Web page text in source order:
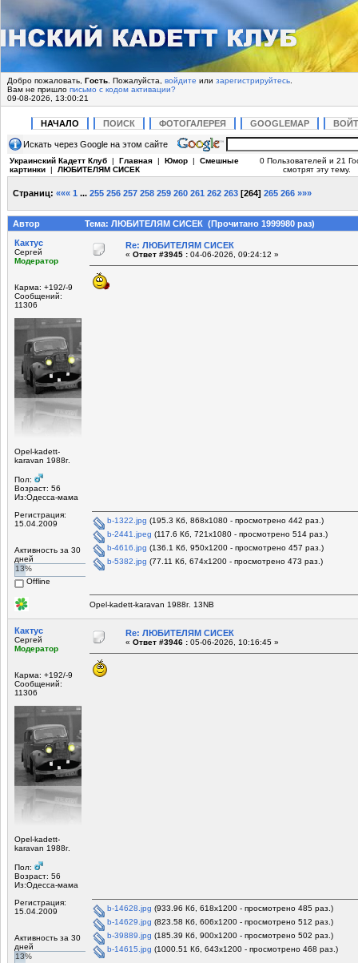
Добро пожаловать, Гость . Пожалуйста, войдите или зарегистрируйтесь
Вам не пришло письмо с кодом активации?
09-08-2026, 13:00:21
НАЧАЛО ПОИСК ФОТОГАЛЕРЕЯ GOOGLEMAP
Искать через Google на этом сайте
Украинский Кадетт Клуб | Главная | Юмор | Смешные
картинки | ЛЮБИТЕЛЯМ СИСЕК
0 Пользователей и 21
смотрят эту тему.
Страниц: ««« 1 ... 255 256 257 258 259 260 261 262 263 [264] 265 266 »»»
Автор
Тема: ЛЮБИТЕЛЯМ СИСЕК (Прочитано 1999980 раз)
Кактус
Сергей
Модератор
Карма: +192/-9
Сообщений:
11306
Opel-kadett-
karavan 1988г.
Пол:
Возраст: 56
Из:Одесса-мама
Регистрация:
15.04.2009
Активность за 30
дней
13%
Offline
Re: ЛЮБИТЕЛЯМ СИСЕК
« Ответ #3945 : 04-06-2026, 09:24:12 »
b-1322.jpg (195.3 Кб, 868x1080 - просмотрено 442 раз.)
b-2441.jpeg (117.6 Кб, 721x1080 - просмотрено 514 раз.)
b-4616.jpg (136.1 Кб, 950x1200 - просмотрено 457 раз.)
b-5382.jpg (77.11 Кб, 674x1200 - просмотрено 473 раз.)
Opel-kadett-karavan 1988г. 13NB
Кактус
Сергей
Модератор
Карма: +192/-9
Сообщений:
11306
Opel-kadett-
karavan 1988г.
Пол:
Возраст: 56
Из:Одесса-мама
Регистрация:
15.04.2009
Активность за 30
дней
13%
Re: ЛЮБИТЕЛЯМ СИСЕК
« Ответ #3946 : 05-06-2026, 10:16:45 »
b-14628.jpg (933.96 Кб, 618x1200 - просмотрено 485 раз.)
b-14629.jpg (823.58 Кб, 606x1200 - просмотрено 512 раз.)
b-39889.jpg (185.39 Кб, 900x1200 - просмотрено 502 раз.)
b-14615.jpg (1000.51 Кб, 643x1200 - просмотрено 468 раз.)